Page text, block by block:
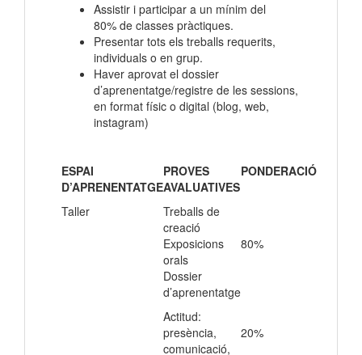
Assistir i participar a un mínim del
80% de classes pràctiques.
Presentar tots els treballs requerits,
individuals o en grup.
Haver aprovat el dossier
d’aprenentatge/registre de les sessions,
en format físic o digital (blog, web,
instagram)
ESPAI
D’APRENENTATGE
PROVES
AVALUATIVES
PONDERACIÓ
Taller
Treballs de
creació
Exposicions
orals
Dossier
d’aprenentatge
80%
Actitud:
presència,
comunicació,
20%